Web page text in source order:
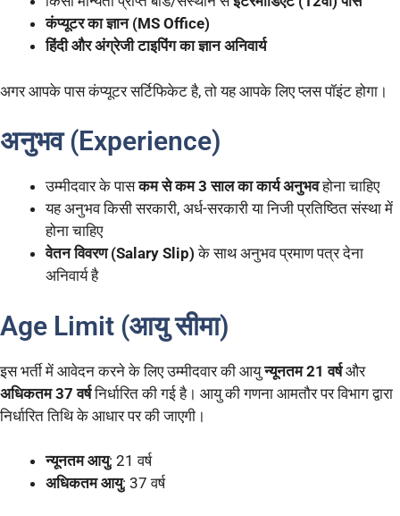
कंप्यूटर का ज्ञान (MS Office)
हिंदी और अंग्रेजी टाइपिंग का ज्ञान अनिवार्य
अगर आपके पास कंप्यूटर सर्टिफिकेट है, तो यह आपके लिए प्लस पॉइंट होगा।
अनुभव (Experience)
उम्मीदवार के पासकम से कम 3 साल का कार्य अनुभवहोना चाहिए
यह अनुभव किसी सरकारी, अर्ध-सरकारी या निजी प्रतिष्ठित संस्था में
होना चाहिए
वेतन विवरण (Salary Slip) के साथ अनुभव प्रमाण पत्र देना
अनिवार्य है
Age Limit (आयु सीमा)
इस भर्ती में आवेदन करने के लिए उम्मीदवार की आयुन्यूनतम 21 वर्षऔर
अधिकतम 37 वर्षनिर्धारित की गई है। आयु की गणना आमतौर पर विभाग द्वारा
निर्धारित तिथि के आधार पर की जाएगी।
न्यूनतम आयु: 21 वर्ष
अधिकतम आयु: 37 वर्ष